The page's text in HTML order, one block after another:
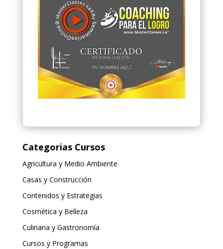
Categorias Cursos
Agricultura y Medio Ambiente
Casas y Construcción
Contenidos y Estrategias
Cosmética y Belleza
Culinaria y Gastronomía
Cursos y Programas